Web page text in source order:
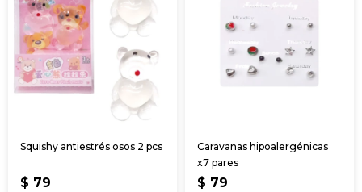
Squishy antiestrés osos 2 pcs
$ 79
Caravanas hipoalergénicas
x7 pares
$ 79